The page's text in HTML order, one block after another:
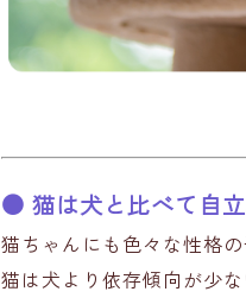
● 猫は犬と比べて自
猫ちゃんにも色々な性格
猫は犬より依存傾向が少な